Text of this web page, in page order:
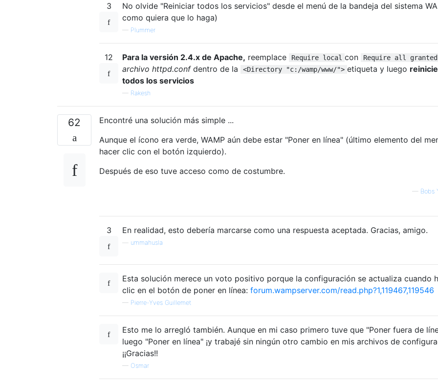
3
No olvide "Reiniciar todos los servicios" desde el menú de la bandeja del sistema
como quiera que lo haga)
— Plummer
12 Para la versión 2.4.x de Apache, reemplace Require local con Require all granted
archivo httpd.confdentro de la <Directory "c:/wamp/www/"> etiqueta y luego reinicie
todos los servicios
— Rakesh
62
Encontré una solución más simple ...
Aunque el ícono era verde, WAMP aún debe estar "Poner en línea" (último elemento del
hacer clic con el botón izquierdo).
Después de eso tuve acceso como de costumbre.
— Bobs
3 En realidad, esto debería marcarse como una respuesta aceptada. Gracias, amigo.
ummahusla
Esta solución merece un voto positivo porque la configuración se actualiza cuando
clic en el botón de poner en línea: forum.wampserver.com/read.php?1,119467,119546
— Pierre-Yves Guillemet
Esto me lo arregló también. Aunque en mi caso primero tuve que "Poner fuera de
luego "Poner en línea" ¡y trabajé sin ningún otro cambio en mis archivos de
¡¡Gracias!!
— Osmar